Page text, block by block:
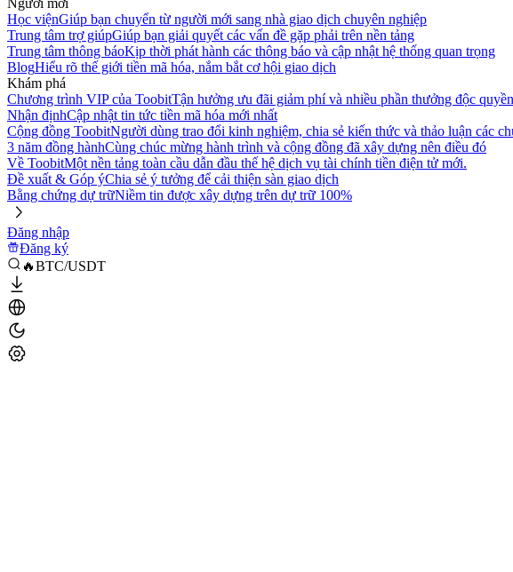
Người mới
Học việnGiúp bạn chuyển từ người mới sang nhà giao dịch chuyên nghiệp
Trung tâm trợ giúpGiúp bạn giải quyết các vấn đề gặp phải trên nền tảng
Trung tâm thông báoKịp thời phát hành các thông báo và cập nhật hệ thống quan trọng
BlogHiểu rõ thế giới tiền mã hóa, nắm bắt cơ hội giao dịch
Khám phá
Chương trình VIP của ToobitTận hưởng ưu đãi giảm phí và nhiều phần thưởng độc
Nhận địnhCập nhật tin tức tiền mã hóa mới nhất
Cộng đồng ToobitNgười dùng trao đổi kinh nghiệm, chia sẻ kiến thức và thảo luận các
3 năm đồng hànhCùng chúc mừng hành trình và cộng đồng đã xây dựng nên điều đó
Về ToobitMột nền tảng toàn cầu dẫn đầu thế hệ dịch vụ tài chính tiền điện tử mới.
Đề xuất & Góp ýChia sẻ ý tưởng để cải thiện sàn giao dịch
Bằng chứng dự trữNiềm tin được xây dựng trên dự trữ 100%
Đăng nhập
Đăng ký
🔥BTC/USDT